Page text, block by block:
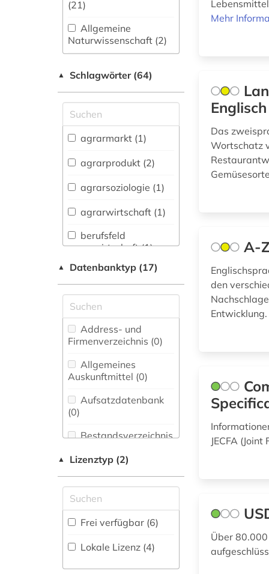
(21)
Allgemeine
Naturwissenschaft (2)
fachübergreifende
Allgemeine und
vergleichende Sprach-
und
Literaturwissenschaft.
Indogermanistik.
Außereuropäische
Sprachen und
Literaturen (0)
Anglistik.
Amerikanistik (0)
Vermessungswesen (0)
Biologie,
Biotechnologie (16)
Buch- und
Bibliothekswesen,
Informationswissenschaft
(0)
Pharmazie (1)
Elektrotechnik,
Elektronik,
Nachrichtentechnik (0)
Energietechnik (0)
Ethnologie (1)
Geographie (0)
▲ Schlagwörter (64)
agrarmarkt (1)
agrarprodukt (2)
agrarsoziologie (1)
agrarwirtschaft (1)
berufsfeld
agrarwirtschaft (1)
bevölkerungsstatistik
(1)
chemie (2)
deutsch (4)
diät (1)
düngemittel (1)
englisch (1)
ernährungswissenschaft
(4)
▲ Datenbanktyp (17)
Address- und
Firmenverzeichnis (0)
Allgemeines
Auskunftmittel (0)
Aufsatzdatenbank
(0)
Bestandsverzeichnis
Buchhandelsverzeichnis
Disziplinäre
Forschungsdatenrepositorien
▲ Lizenztyp (2)
Frei verfügbar (6)
Lokale Lizenz (4)
Mehr
Englisch
Das
Wortschatz
A-
den
Entwicklung.
JECFA
Über